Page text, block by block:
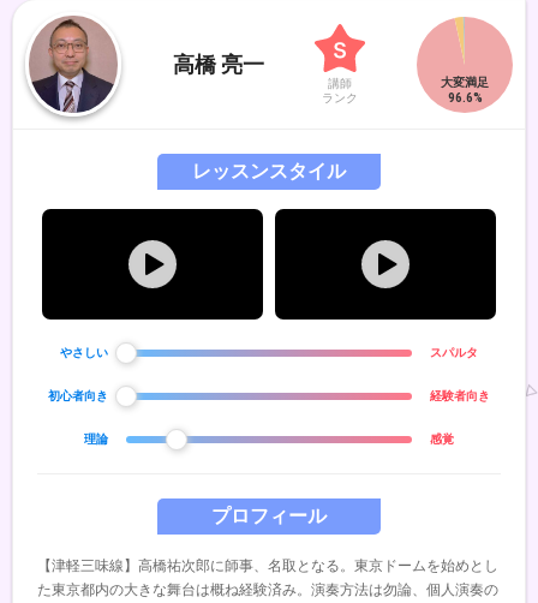
高橋 亮一
講師
ランク
プロフィール
【津軽三味線】高橋祐次郎に師事、名取となる。東京ドームを始めとし
た東京都内の大きな舞台は概ね経験済み。演奏方法は勿論、個人演奏の
レッスンスタイル
やさしい スパルタ
初心者向き 経験者向き
理論 感覚